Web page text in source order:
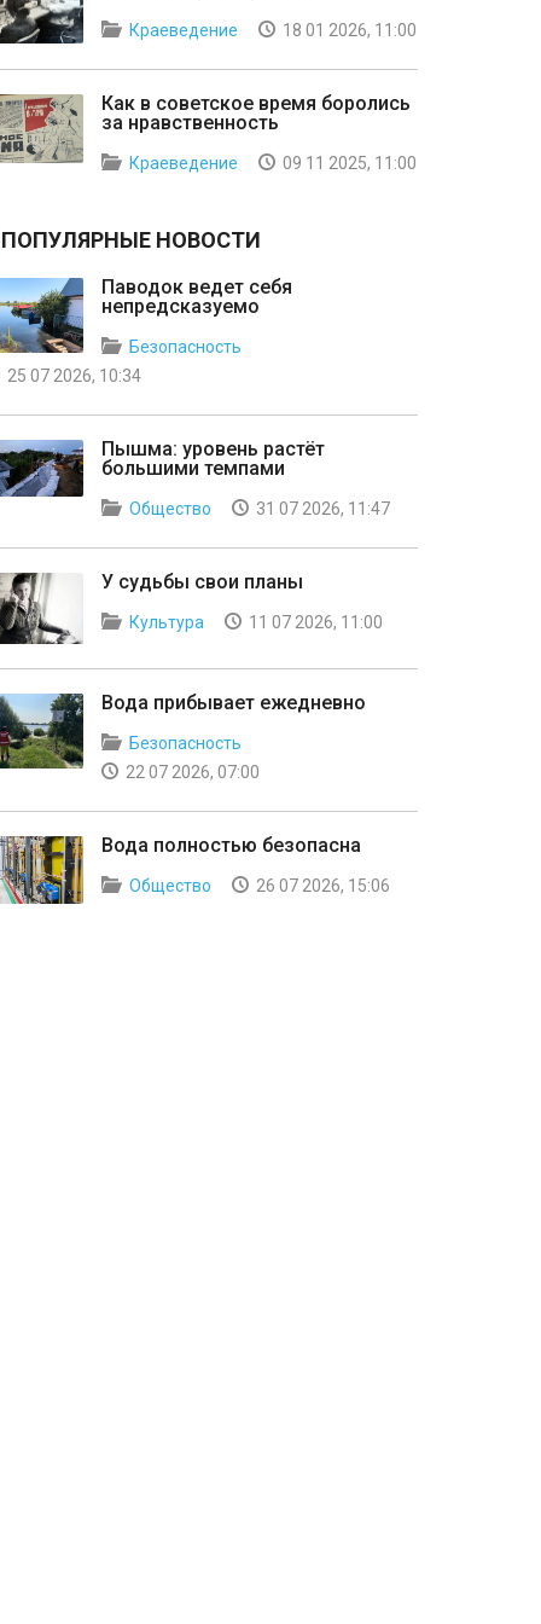
Краеведение 18 01 2026, 11:00
Как в советское время боролись
за нравственность
Краеведение 09 11 2025, 11:00
ПОПУЛЯРНЫЕ НОВОСТИ
Паводок ведет себя
непредсказуемо
Безопасность
25 07 2026, 10:34
Пышма: уровень растёт
большими темпами
Общество 31 07 2026, 11:47
У судьбы свои планы
Культура 11 07 2026, 11:00
Вода прибывает ежедневно
Безопасность
22 07 2026, 07:00
Вода полностью безопасна
Общество 26 07 2026, 15:06